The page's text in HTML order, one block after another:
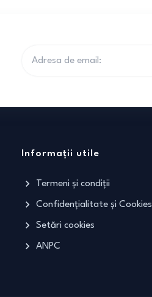
Informații utile
Termeni și condiții
Confidențialitate și Cookies
Setări cookies
ANPC